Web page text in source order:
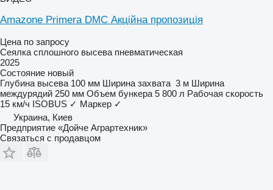
Amazone Primera DMC Акційна пропозиція
Цена по запросу
Сеялка сплошного высева пневматическая
2025
Состояние новый
Глубина высева 100 мм Ширина захвата 3 м Ширина
междурядий 250 мм Объем бункера 5 800 л Рабочая скорость
15 км/ч ISOBUS ✓ Маркер ✓
Украина, Киев
Предприятие «Дойче Аграртехник»
Связаться с продавцом